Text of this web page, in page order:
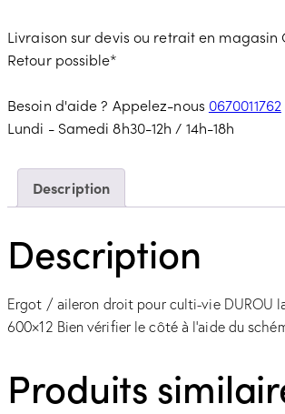
Livraison sur devis ou retrait en magasin
Retour possible*
Besoin d'aide ? Appelez-nous 0670011762
Lundi - Samedi 8h30-12h / 14h-18h
Description
Description
Ergot / aileron droit pour culti-vie DUROU
600×12 Bien vérifier le côté à l’aide du
Produits